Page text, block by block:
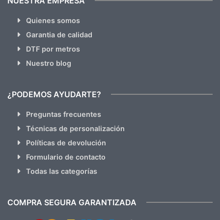
Quienes somos
Garantia de calidad
DTF por metros
Nuestro blog
¿PODEMOS AYUDARTE?
Preguntas frecuentes
Técnicas de personalización
Políticas de devolución
Formulario de contacto
Todas las categorías
COMPRA SEGURA GARANTIZADA